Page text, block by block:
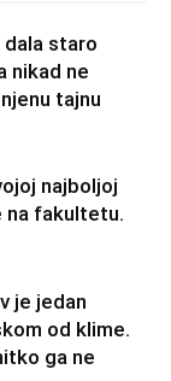
dala staro
nikad ne
tajnu
najboljoj
na fakultetu.
je jedan
od klime.
ga ne